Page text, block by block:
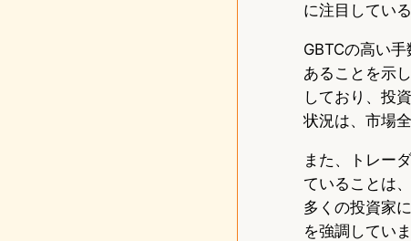
に注目してい
GBTCの高い
あることを示
しており、投
状況は、市場
また、トレー
ていることは
多くの投資家
を強調していま